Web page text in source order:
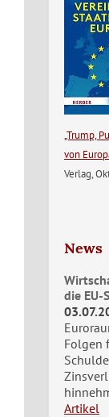
„Trump,
von
Verlag,
News
die EU-
Folgen
Artikel